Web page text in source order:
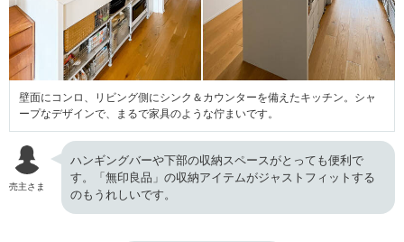
壁面にコンロ、リビング側にシンク＆カウンターを備えたキッチン。シャ
ープなデザインで、まるで家具のような佇まいです。
売主さま
ハンギングバーや下部の収納スペースがとっても便利で
す。「無印良品」の収納アイテムがジャストフィットする
のもうれしいです。